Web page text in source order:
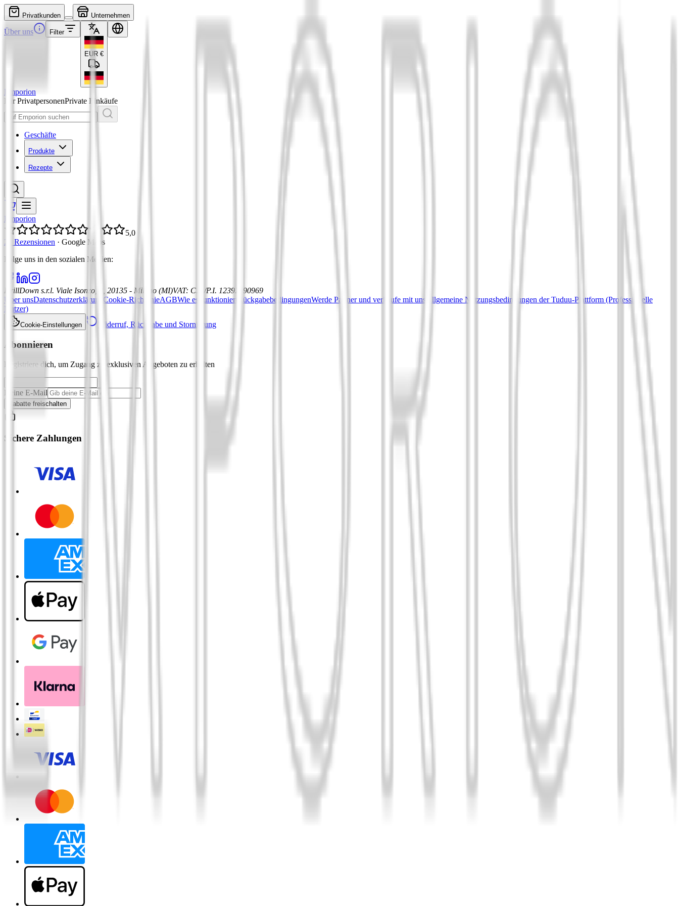
Privatkunden Unternehmen
Über uns Filter
EUR €
Emporion
Für PrivatpersonenPrivate Einkäufe
Geschäfte
Produkte
Rezepte
Emporion
5,0
21 Rezensionen · Google Maps
Folge uns in den sozialen Medien:
DrillDown s.r.l. Viale Isonzo, 8, 20135 - Milano (MI)VAT: C.F./P.I. 12392590969
Über unsDatenschutzerklärung Cookie-RichtlinieAGBWie es funktioniert RückgabebedingungenWerde Partner und verkaufe mit uns
Allgemeine Nutzungsbedingungen der Tuduu-Plattform (Professionelle
Nutzer)
Cookie-Einstellungen Widerruf, Rückgabe und Stornierung
Abonnieren
Registriere dich, um Zugang zu exklusiven Angeboten zu erhalten
Deine E-Mail
Rabatte freischalten
Sichere Zahlungen